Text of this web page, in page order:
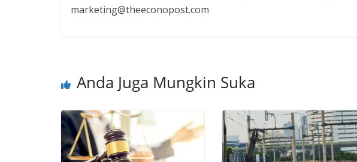
marketing@theeconopost.com
Anda Juga Mungkin Suka